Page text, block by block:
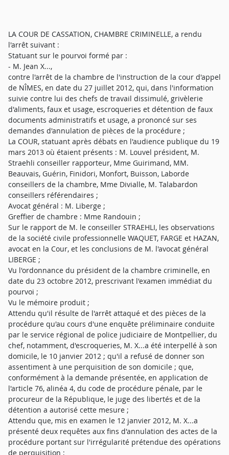
LA COUR DE CASSATION, CHAMBRE CRIMINELLE, a rendu
l'arrêt suivant :
Statuant sur le pourvoi formé par :
- M. Jean X...,
contre l'arrêt de la chambre de l'instruction de la cour d'appel
de NÎMES, en date du 27 juillet 2012, qui, dans l'information
suivie contre lui des chefs de travail dissimulé, grivèlerie
d'aliments, faux et usage, escroqueries et détention de faux
documents administratifs et usage, a prononcé sur ses
demandes d'annulation de pièces de la procédure ;
La COUR, statuant après débats en l'audience publique du 19
mars 2013 où étaient présents : M. Louvel président, M.
Straehli conseiller rapporteur, Mme Guirimand, MM.
Beauvais, Guérin, Finidori, Monfort, Buisson, Laborde
conseillers de la chambre, Mme Divialle, M. Talabardon
conseillers référendaires ;
Avocat général : M. Liberge ;
Greffier de chambre : Mme Randouin ;
Sur le rapport de M. le conseiller STRAEHLI, les observations
de la société civile professionnelle WAQUET, FARGE et HAZAN,
avocat en la Cour, et les conclusions de M. l'avocat général
LIBERGE ;
Vu l'ordonnance du président de la chambre criminelle, en
date du 23 octobre 2012, prescrivant l'examen immédiat du
pourvoi ;
Vu le mémoire produit ;
Attendu qu'il résulte de l'arrêt attaqué et des pièces de la
procédure qu'au cours d'une enquête préliminaire conduite
par le service régional de police judiciaire de Montpellier, du
chef, notamment, d'escroqueries, M. X...a été interpellé à son
domicile, le 10 janvier 2012 ; qu'il a refusé de donner son
assentiment à une perquisition de son domicile ; que,
conformément à la demande présentée, en application de
l'article 76, alinéa 4, du code de procédure pénale, par le
procureur de la République, le juge des libertés et de la
détention a autorisé cette mesure ;
Attendu que, mis en examen le 12 janvier 2012, M. X...a
présenté deux requêtes aux fins d'annulation des actes de la
procédure portant sur l'irrégularité prétendue des opérations
de perquisition ;